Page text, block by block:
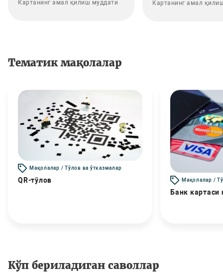
Картанинг амал қилиш муддати Картанинг амал
Тематик мақолалар
Мақолалар / Тўлов ва ўтказмалар
QR-тўлов Мақолалар /
Банк картаси
Кўп бериладиган саволлар